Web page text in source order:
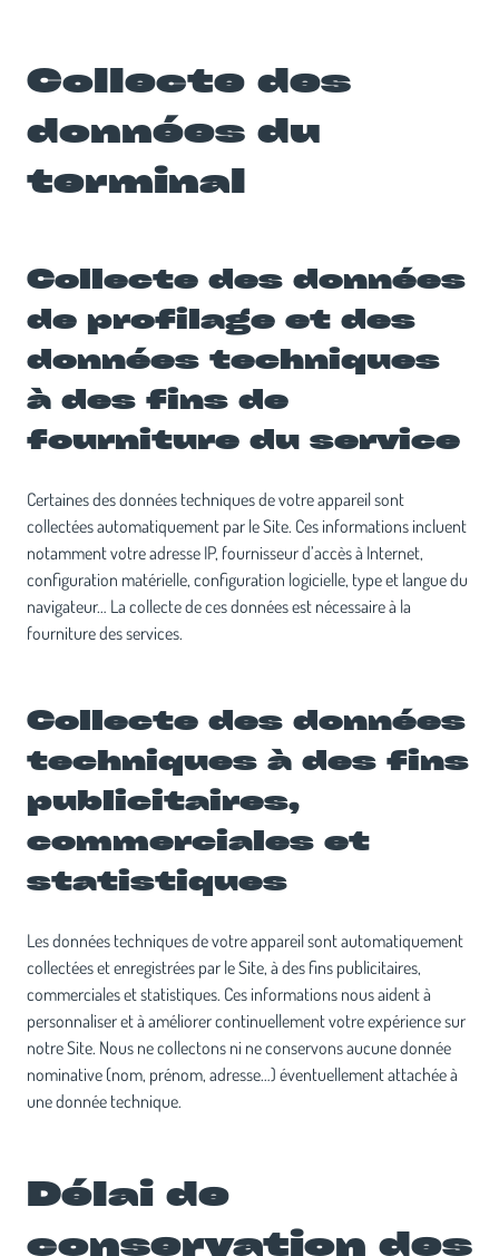
Collecte des
données du
terminal
Collecte des données
de profilage et des
données techniques
à des fins de
fourniture du service
Certaines des données techniques de votre appareil sont
collectées automatiquement par le Site. Ces informations incluent
notamment votre adresse IP, fournisseur d’accès à Internet,
configuration matérielle, configuration logicielle, type et langue du
navigateur… La collecte de ces données est nécessaire à la
fourniture des services.
Collecte des données
techniques à des fins
publicitaires,
commerciales et
statistiques
Les données techniques de votre appareil sont automatiquement
collectées et enregistrées par le Site, à des fins publicitaires,
commerciales et statistiques. Ces informations nous aident à
personnaliser et à améliorer continuellement votre expérience sur
notre Site. Nous ne collectons ni ne conservons aucune donnée
nominative (nom, prénom, adresse…) éventuellement attachée à
une donnée technique.
Délai de
conservation des